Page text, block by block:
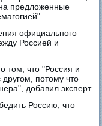
предложенные
официального
Россией и
том, что "Россия и
потому что
добавил эксперт.
Россию, что